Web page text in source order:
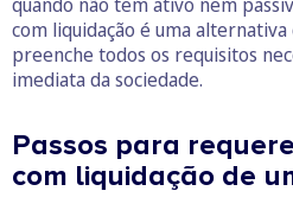
com liquidação é uma
preenche todos os requisitos
imediata da sociedade.
Passos para
com liquidação de